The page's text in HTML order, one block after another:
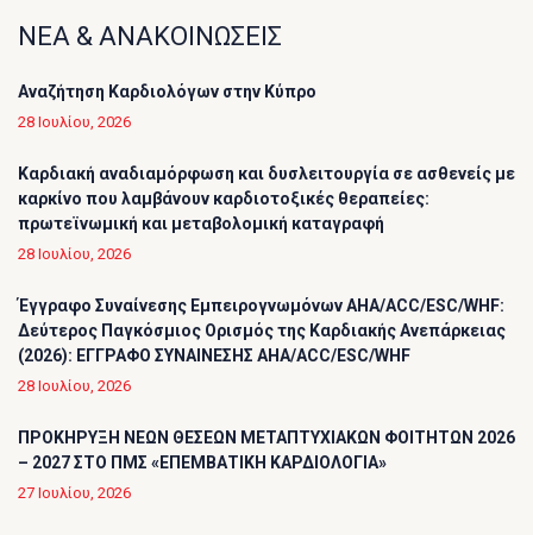
ΝΕΑ & ΑΝΑΚΟΙΝΩΣΕΙΣ
Αναζήτηση Καρδιολόγων στην Κύπρο
28 Ιουλίου, 2026
Καρδιακή αναδιαμόρφωση και δυσλειτουργία σε ασθενείς με
καρκίνο που λαμβάνουν καρδιοτοξικές θεραπείες:
πρωτεϊνωμική και μεταβολομική καταγραφή
28 Ιουλίου, 2026
Έγγραφο Συναίνεσης Εμπειρογνωμόνων AHA/ACC/ESC/WHF:
Δεύτερος Παγκόσμιος Ορισμός της Καρδιακής Ανεπάρκειας
(2026): ΕΓΓΡΑΦΟ ΣΥΝΑΙΝΕΣΗΣ AHA/ACC/ESC/WHF
28 Ιουλίου, 2026
ΠΡΟΚΗΡΥΞΗ ΝΕΩΝ ΘΕΣΕΩΝ ΜΕΤΑΠΤΥΧΙΑΚΩΝ ΦΟΙΤΗΤΩΝ 2026
– 2027 ΣΤΟ ΠΜΣ «ΕΠΕΜΒΑΤΙΚΗ ΚΑΡΔΙΟΛΟΓΙΑ»
27 Ιουλίου, 2026